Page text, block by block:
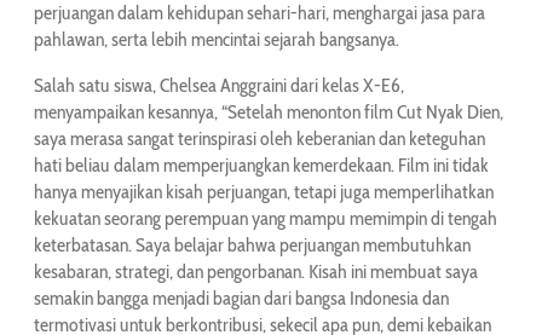
perjuangan dalam kehidupan sehari-hari, menghargai jasa para
pahlawan, serta lebih mencintai sejarah bangsanya.
Salah satu siswa, Chelsea Anggraini dari kelas X-E6,
menyampaikan kesannya, “Setelah menonton film Cut Nyak Dien,
saya merasa sangat terinspirasi oleh keberanian dan keteguhan
hati beliau dalam memperjuangkan kemerdekaan. Film ini tidak
hanya menyajikan kisah perjuangan, tetapi juga memperlihatkan
kekuatan seorang perempuan yang mampu memimpin di tengah
keterbatasan. Saya belajar bahwa perjuangan membutuhkan
kesabaran, strategi, dan pengorbanan. Kisah ini membuat saya
semakin bangga menjadi bagian dari bangsa Indonesia dan
termotivasi untuk berkontribusi, sekecil apa pun, demi kebaikan